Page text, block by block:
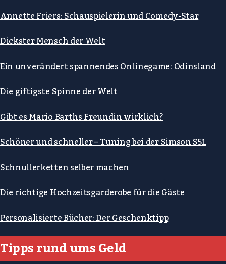
Annette Friers: Schauspielerin und Comedy-Star
Dickster Mensch der Welt
Ein unverändert spannendes Onlinegame: Odinsland
Die giftigste Spinne der Welt
Gibt es Mario Barths Freundin wirklich?
Schöner und schneller – Tuning bei der Simson S51
Schnullerketten selber machen
Die richtige Hochzeitsgarderobe für die Gäste
Personalisierte Bücher: Der Geschenktipp
Tipps rund ums Geld